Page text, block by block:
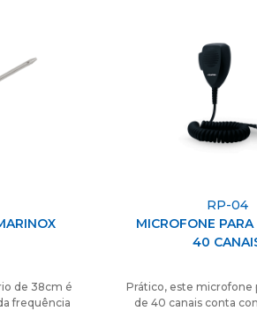
de 38cm é
frequência
RP-04
MICROFONE
40
Prático, este microfone
de 40 canais conta